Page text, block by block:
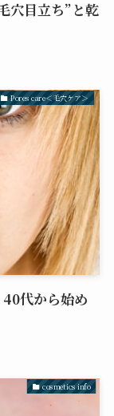
穴目立ち”と乾
Pores care＜毛穴ケア＞
代から始め
cosmetics info